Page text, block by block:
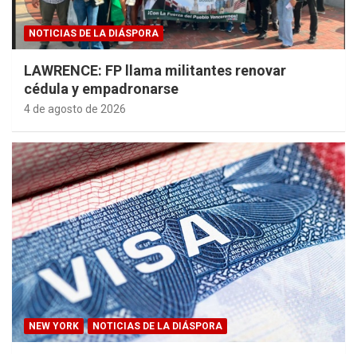
NOTICIAS DE LA DIÁSPORA
LAWRENCE: FP llama militantes renovar
cédula y empadronarse
4 de agosto de 2026
NEW YORK NOTICIAS DE LA DIÁSPORA